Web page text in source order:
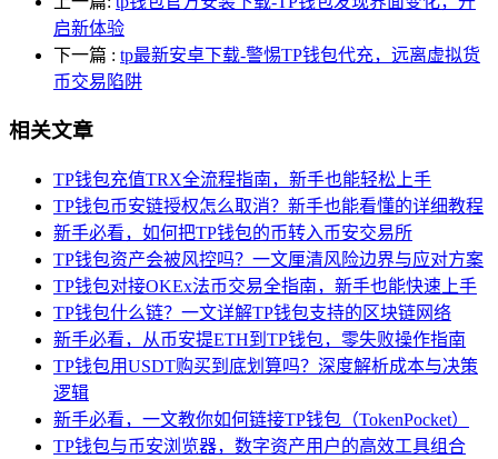
启新体验
下一篇 : tp最新安卓下载-警惕TP钱包代充，远离虚拟货
币交易陷阱
相关文章
TP钱包充值TRX全流程指南，新手也能轻松上手
TP钱包币安链授权怎么取消？新手也能看懂的详细教程
新手必看，如何把TP钱包的币转入币安交易所
TP钱包资产会被风控吗？一文厘清风险边界与应对方案
TP钱包对接OKEx法币交易全指南，新手也能快速上手
TP钱包什么链？一文详解TP钱包支持的区块链网络
新手必看，从币安提ETH到TP钱包，零失败操作指南
TP钱包用USDT购买到底划算吗？深度解析成本与决策
逻辑
新手必看，一文教你如何链接TP钱包（TokenPocket）
TP钱包与币安浏览器，数字资产用户的高效工具组合